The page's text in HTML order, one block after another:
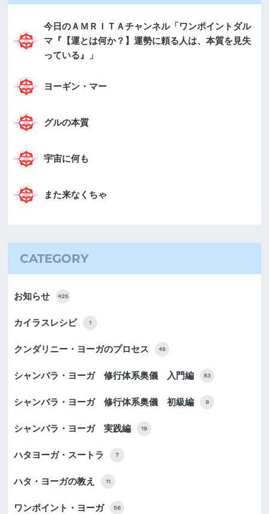
今日のＡＭＲＩＴＡチャンネル「ワンポイントダル
マ『【運とは何か？】運勢に頼る人は、本質を見失
っている』」
ヨーギン・マー
グルの本質
宇宙に何も
また来なくちゃ
CATEGORY
お知らせ 425
カイラスレシピ 1
クンダリニー・ヨーガのプロセス 45
シャンバラ・ヨーガ 修行体系奥儀 入門編 83
シャンバラ・ヨーガ 修行体系奥儀 初級編 9
シャンバラ・ヨーガ 実践編 19
ハタヨーガ・スートラ 7
ハタ・ヨーガの教え 11
ワンポイント・ヨーガ 56